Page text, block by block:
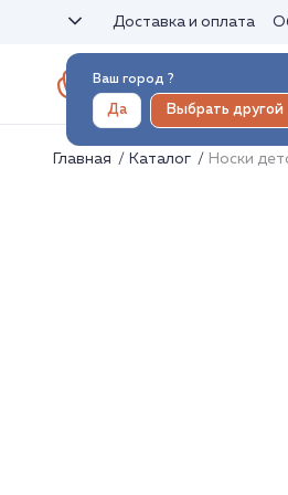
Ваш город ?
Да Выбрать другой
Доставка и оплата
Главная Каталог Носки